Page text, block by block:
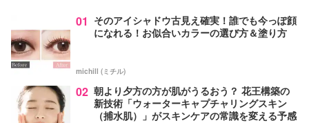
01 そのアイシャドウ古見え確実！誰でも今っぽ顔
になれる！お似合いカラーの選び方＆塗り方
michill (ミチル)
02 朝より夕方の方が肌がうるおう？ 花王構築の
新技術「ウォーターキャプチャリングスキン
（捕水肌）」がスキンケアの常識を変える予感